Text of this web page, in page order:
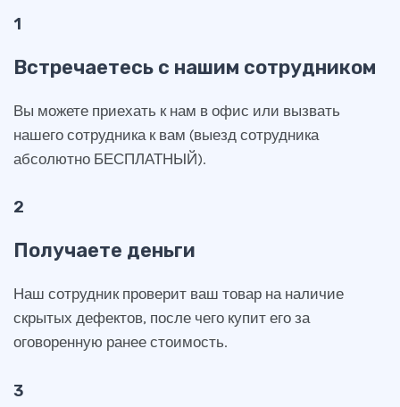
1
Встречаетесь с нашим сотрудником
Вы можете приехать к нам в офис или вызвать
нашего сотрудника к вам (выезд сотрудника
абсолютно БЕСПЛАТНЫЙ).
2
Получаете деньги
Наш сотрудник проверит ваш товар на наличие
скрытых дефектов, после чего купит его за
оговоренную ранее стоимость.
3